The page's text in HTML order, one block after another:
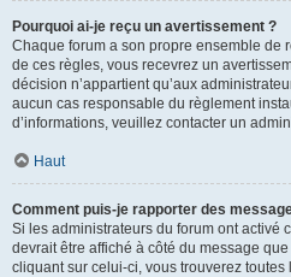
Pourquoi ai-je reçu un avertissement ?
Chaque forum a son propre ensemble de
de ces règles, vous recevrez un
décision n’appartient qu’aux
aucun cas responsable du règlement
d’informations, veuillez contacter un
Haut
Comment puis-je rapporter des
Si les administrateurs du forum ont activé
devrait être affiché à côté du message
cliquant sur celui-ci, vous trouverez